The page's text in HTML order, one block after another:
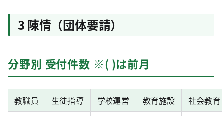
3 陳情（団体要請）
分野別 受付件数 ※( )は前月
教職員 生徒指導 学校運営 教育施設
社会教育